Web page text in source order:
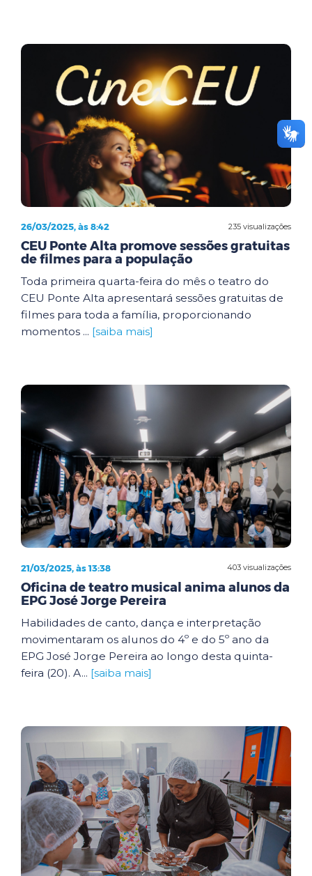
235 visualizações
26/03/2025, às 8:42
CEU Ponte Alta promove sessões gratuitas
de filmes para a população
Toda primeira quarta-feira do mês o teatro do
CEU Ponte Alta apresentará sessões gratuitas de
filmes para toda a família, proporcionando
momentos ... [saiba mais]
403 visualizações
21/03/2025, às 13:38
Oficina de teatro musical anima alunos da
EPG José Jorge Pereira
Habilidades de canto, dança e interpretação
movimentaram os alunos do 4º e do 5º ano da
EPG José Jorge Pereira ao longo desta quinta-
feira (20). A... [saiba mais]